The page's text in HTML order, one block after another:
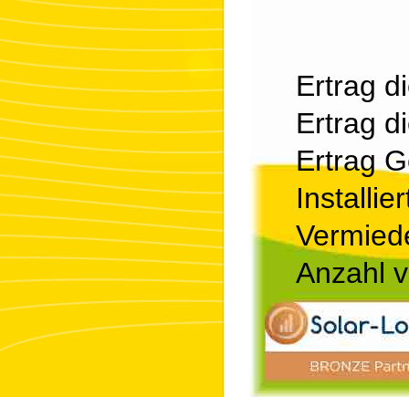
Ertrag
Ertrag
Ertrag
Anzahl